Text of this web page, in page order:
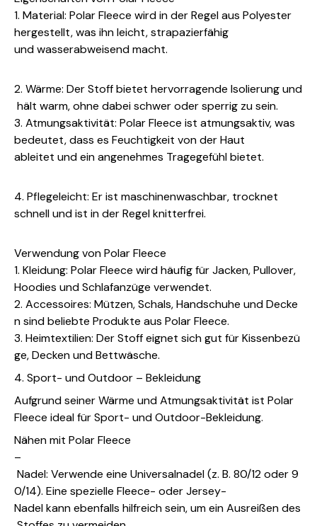
1. Material: Polar Fleece wird in der Regel aus Polyester
hergestellt, was ihn leicht, strapazierfähig
undwasserabweisend macht.
2. Wärme: Der Stoff bietet hervorragende Isolierung und
hält warm, ohne dabei schwer oder sperrig zu sein.
3. Atmungsaktivität: Polar Fleece ist atmungsaktiv, was
bedeutet, dass es Feuchtigkeit von der Haut
ableitet und ein angenehmes Tragegefühl bietet.
4. Pflegeleicht: Er ist maschinenwaschbar, trocknet
schnell und ist in der Regel knitterfrei.
Verwendung von Polar Fleece
1. Kleidung: Polar Fleece wird häufig für Jacken, Pullover,
Hoodies und Schlafanzüge verwendet.
2. Accessoires: Mützen, Schals, Handschuhe und Decke
n sind beliebte Produkte aus Polar Fleece.
3. Heimtextilien: Der Stoff eignet sich gut für Kissenbezü
ge, Decken und Bettwäsche.
4. Sport- und Outdoor – Bekleidung
Aufgrund seiner Wärme und Atmungsaktivität ist Polar
Fleece ideal für Sport- und Outdoor-Bekleidung.
Nähen mit Polar Fleece
–
Nadel: Verwende eine Universalnadel (z. B. 80/12 oder 9
0/14). Eine spezielle Fleece- oder Jersey-
Nadel kann ebenfalls hilfreich sein, um ein Ausreißen des